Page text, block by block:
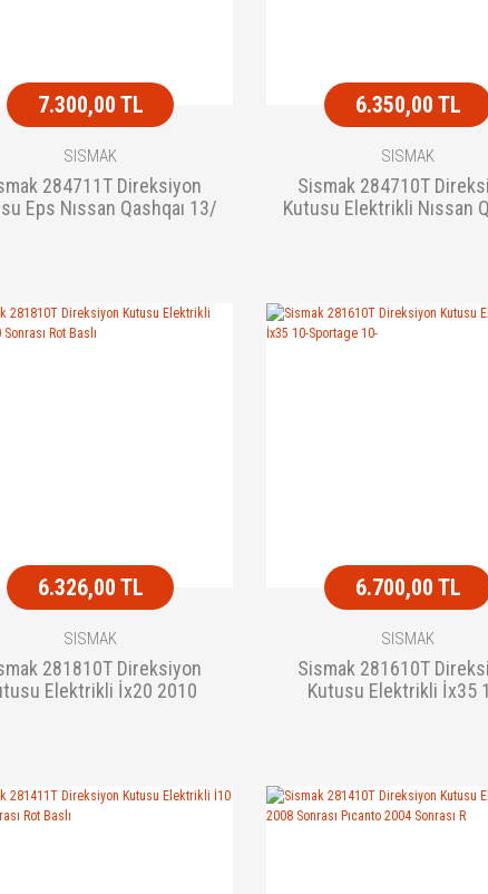
7.300,00 TL
SISMAK
284711T Direksiyon
Eps Nıssan Qashqaı 13/
6.350,00 TL
SISMAK
Sismak 284710T
Kutusu Elektrikli Nıssan
6.326,00 TL
SISMAK
281810T Direksiyon
Elektrikli İx20 2010
6.700,00 TL
SISMAK
Sismak 281610T
Kutusu Elektrikli İx35